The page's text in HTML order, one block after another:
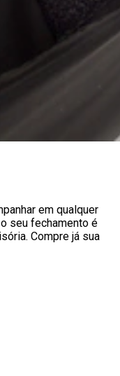
em qualquer
seu fechamento é
Compre já sua